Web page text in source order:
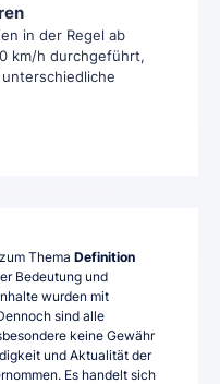
in der Regel ab
km/h durchgeführt,
Thema Definition
Bedeutung und
wurden mit
sind alle
keine Gewähr
und Aktualität der
Es handelt sich